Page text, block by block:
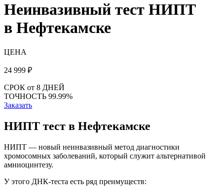
Неинвазивный тест НИПТ
в Нефтекамске
ЦЕНА
24 999 ₽
СРОК от 8 ДНЕЙ
ТОЧНОСТЬ 99.99%
Заказать
НИПТ тест в Нефтекамске
НИПТ — новый неинвазивный метод диагностики
хромосомных заболеваний, который служит альтернативой
амниоцинтезу.
У этого ДНК-теста есть ряд преимуществ: